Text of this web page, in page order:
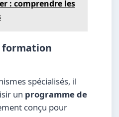
: comprendre les
formation
spécialisés, il
un programme de
conçu pour